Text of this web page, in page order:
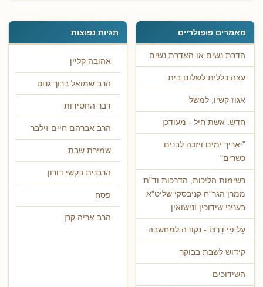
מאמרים פופולריים
הדרת נשים או האדרת נשים
עצה כללית לשלום בית
אגוז קשיו, למשל
חדש: אשת חיל - מעודכן
"יאריך ימים ויזכה לבנים
כשרים"
רשימות הליכות, הדרכות וד"ת
ממרן הגר"ח קניבסקי שליט"א
בעניני שידוכין ונישואין
עַל פִּי דַרְכּוֹ - נקודה למחשבה
קידוש לשבת בבוקר
השידוכים
תגיות נפוצות
אהובה קליין
הרב שמואל ברוך גנוט
דבר החסידות
הרב אברהם חיים זילבר
שמירת שבת
הרבנית בקשי דורון
פסח
הרב אריה קרן